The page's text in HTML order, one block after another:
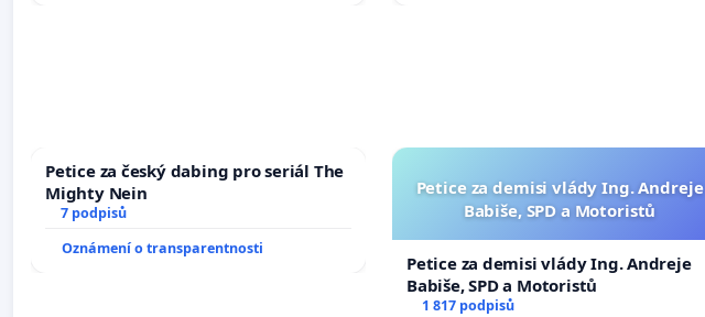
Petice za český dabing pro seriál The
Mighty Nein
7 podpisů
Oznámení o transparentnosti
Petice za demisi vlády Ing. Andreje
Babiše, SPD a Motoristů
Petice za demisi vlády Ing. Andreje
Babiše, SPD a Motoristů
1 817 podpisů